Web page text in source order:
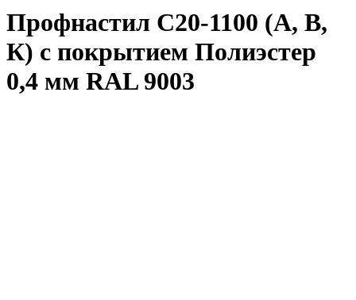
Профнастил С20-1100 (А, В,
К) с покрытием Полиэстер
0,4 мм RAL 9003